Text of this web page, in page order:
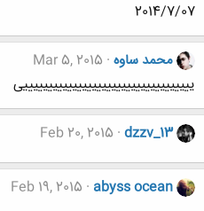
2014/7/07
محمد ساوه Mar 5, 2015
یییییییییییییییییییییییییییییییییییی
dzzv_13
Feb 20, 2015
abyss ocean
Feb 19, 2015